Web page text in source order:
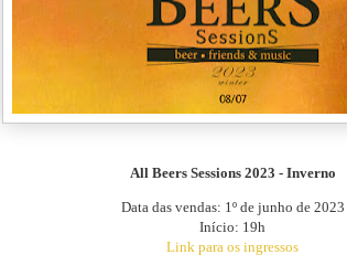
All Beers Sessions 2023 - Inverno
Data das vendas: 1º de junho de 2023
Início: 19h
Link para os ingressos